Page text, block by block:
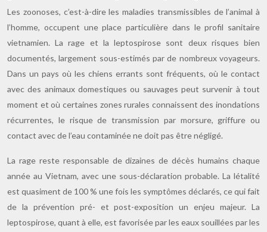
Les zoonoses, c’est-à-dire les maladies transmissibles de l’animal à
l’homme, occupent une place particulière dans le profil sanitaire
vietnamien. La rage et la leptospirose sont deux risques bien
documentés, largement sous-estimés par de nombreux voyageurs.
Dans un pays où les chiens errants sont fréquents, où le contact
avec des animaux domestiques ou sauvages peut survenir à tout
moment et où certaines zones rurales connaissent des inondations
récurrentes, le risque de transmission par morsure, griffure ou
contact avec de l’eau contaminée ne doit pas être négligé.
La rage reste responsable de dizaines de décès humains chaque
année au Vietnam, avec une sous-déclaration probable. La létalité
est quasiment de 100 % une fois les symptômes déclarés, ce qui fait
de la prévention pré- et post-exposition un enjeu majeur. La
leptospirose, quant à elle, est favorisée par les eaux souillées par les